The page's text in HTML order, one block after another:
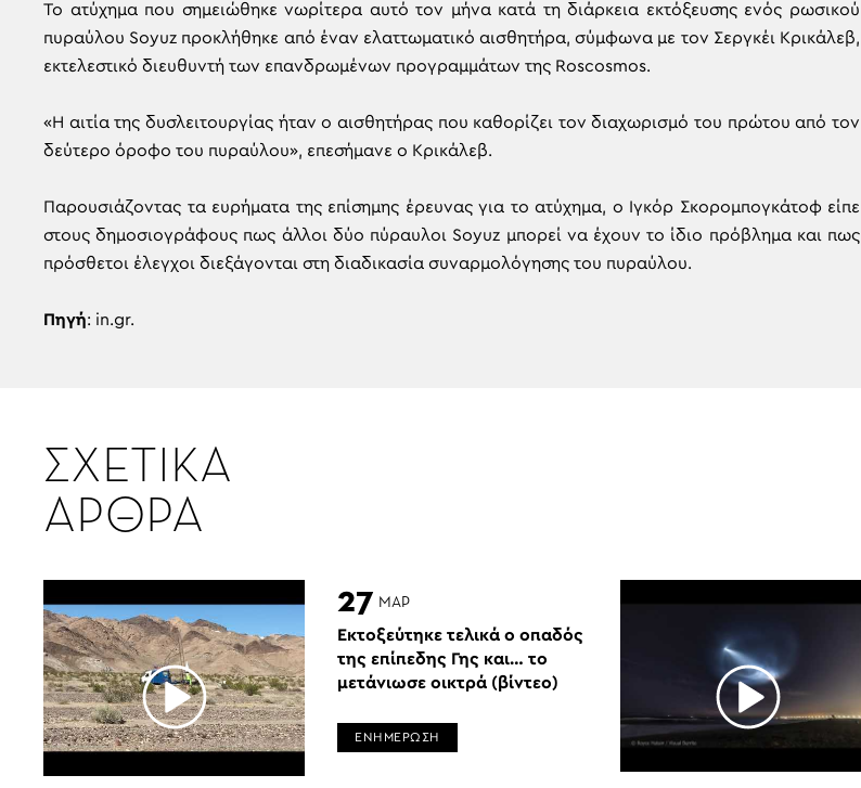
Το ατύχημα που σημειώθηκε νωρίτερα αυτό τον μήνα κατά τη διάρκεια εκτόξευσης ενός ρωσικού
πυραύλου Soyuz προκλήθηκε από έναν ελαττωματικό αισθητήρα, σύμφωνα με τον Σεργκέι Κρικάλεβ,
εκτελεστικό διευθυντή των επανδρωμένων προγραμμάτων της Roscosmos.
«Η αιτία της δυσλειτουργίας ήταν ο αισθητήρας που καθορίζει τον διαχωρισμό του πρώτου από τον
δεύτερο όροφο του πυραύλου», επεσήμανε ο Κρικάλεβ.
Παρουσιάζοντας τα ευρήματα της επίσημης έρευνας για το ατύχημα, ο Ιγκόρ Σκορομπογκάτοφ είπε
στους δημοσιογράφους πως άλλοι δύο πύραυλοι Soyuz μπορεί να έχουν το ίδιο πρόβλημα και πως
πρόσθετοι έλεγχοι διεξάγονται στη διαδικασία συναρμολόγησης του πυραύλου.
Πηγή: in.gr.
ΣΧΕΤΙΚΑ
ΑΡΘΡΑ
27 ΜΑΡ
Εκτοξεύτηκε τελικά ο οπαδός
της επίπεδης Γης και… το
μετάνιωσε οικτρά (βίντεο)
ΕΝΗΜΕΡΩΣΗ